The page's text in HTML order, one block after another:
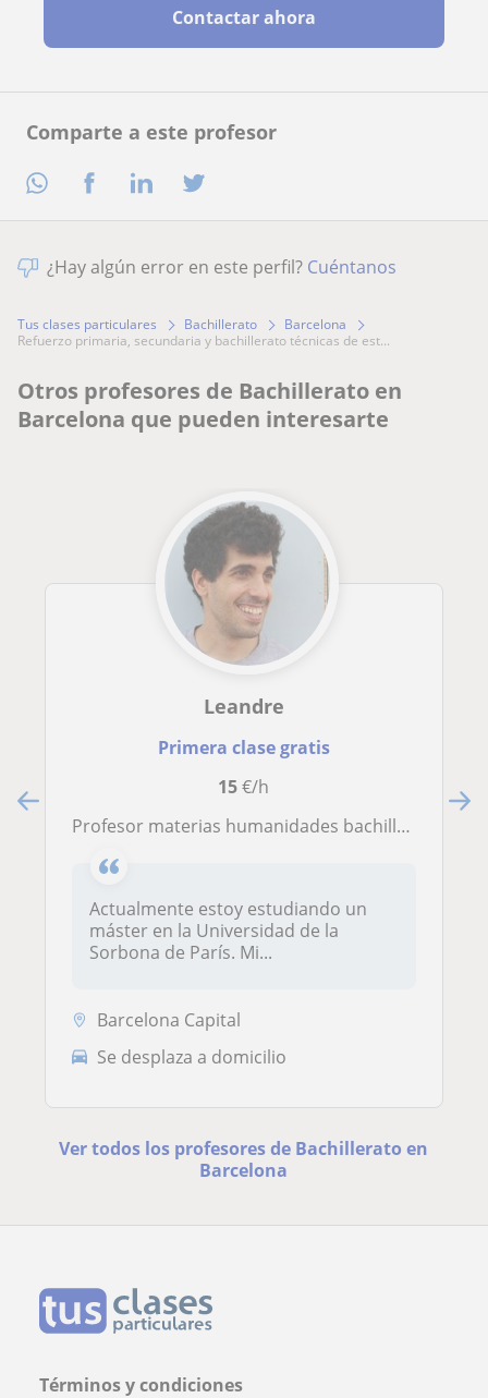
Comparte a este profesor
Contactar ahora
¿Hay algún error en este perfil? Cuéntanos
Tus clases particulares Bachillerato
Barcelona
refuerzo primaria, secundaria y bachillerato técnicas de est...
Otros profesores de Bachillerato en
Barcelona que pueden interesarte
Leandre
Primera clase gratis
15€/h
profesor materias humanidades bachillerato
Actualmente estoy estudiando un
máster en la Universidad de la
Sorbona de París. Mi...
Barcelona Capital
Se desplaza a domicilio
Ver todos los profesores de Bachillerato en
Barcelona
Términos y condiciones